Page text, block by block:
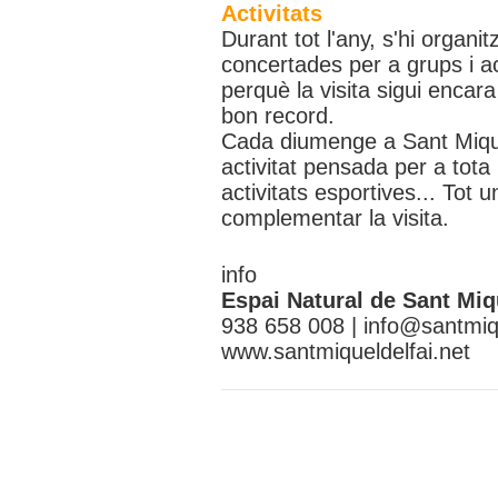
Activitats
Durant tot l'any, s'hi
concertades per a grups i
perquè la visita sigui
bon record.
Cada diumenge a Sant
activitat pensada per a
activitats esportives... Tot
complementar la visita.
info
Espai Natural de Sant
938 658 008 |
www.santmiqueldelfai.net